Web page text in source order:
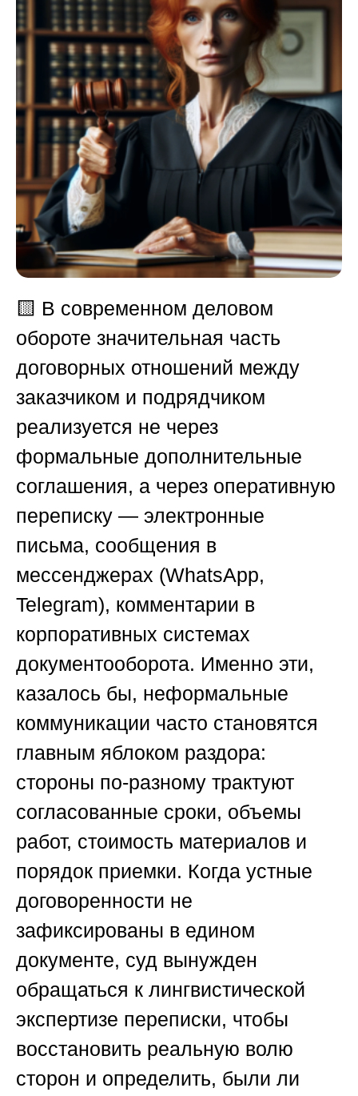
🟨 В современном деловом
обороте значительная часть
договорных отношений между
заказчиком и подрядчиком
реализуется не через
формальные дополнительные
соглашения, а через оперативную
переписку — электронные
письма, сообщения в
мессенджерах (WhatsApp,
Telegram), комментарии в
корпоративных системах
документооборота. Именно эти,
казалось бы, неформальные
коммуникации часто становятся
главным яблоком раздора:
стороны по-разному трактуют
согласованные сроки, объемы
работ, стоимость материалов и
порядок приемки. Когда устные
договоренности не
зафиксированы в едином
документе, суд вынужден
обращаться к лингвистической
экспертизе переписки, чтобы
восстановить реальную волю
сторон и определить, были ли